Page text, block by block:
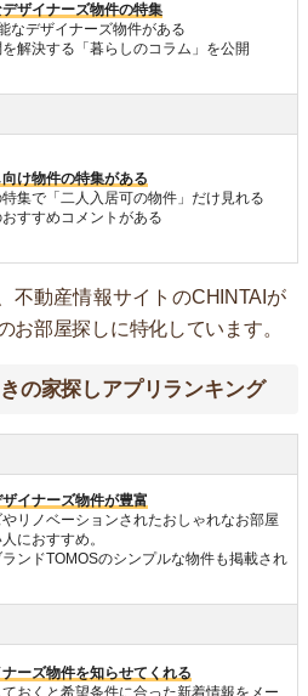
デザイナーズ物件の特集
なデザイナーズ物件がある
を解決する「暮らしのコラム」を公開
け物件の特集がある
特集で「二人入居可の物件」だけ見れる
おすすめコメントがある
不動産情報サイトのCHINTAIが
お部屋探しに特化しています。
の家探しアプリランキング
イナーズ物件が豊富
リノベーションされたおしゃれなお部屋
におすすめ。
ンドTOMOSのシンプルな物件も掲載され
ーズ物件を知らせてくれる